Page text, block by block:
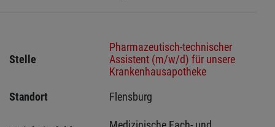
Stelle
Pharmazeutisch-technischer
Assistent (m/w/d) für unsere
Krankenhausapotheke
Standort
Flensburg